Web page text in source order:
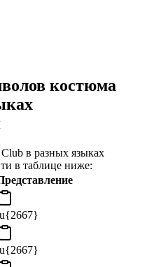
костюма
в разных языках
в таблице ниже: